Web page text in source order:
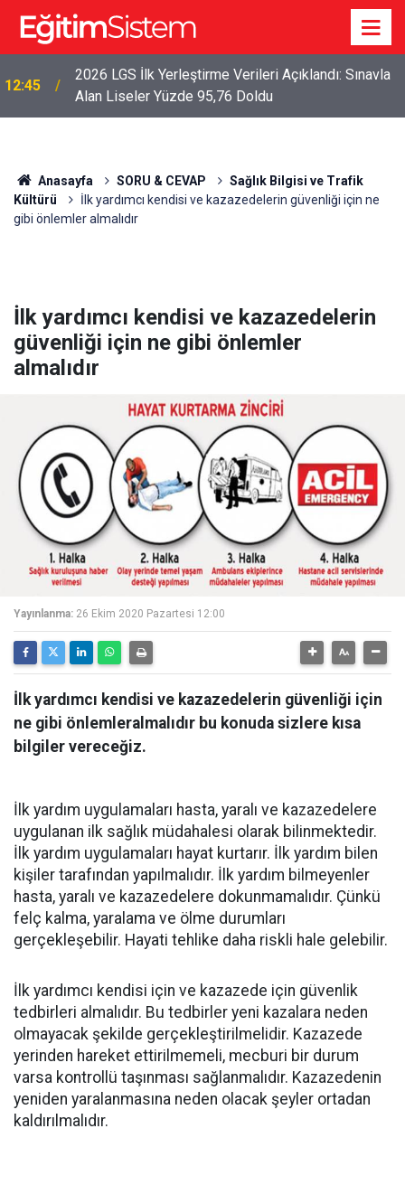
12:45
2026 LGS İlk Yerleştirme Verileri Açıklandı: Sınavla
Alan Liseler Yüzde 95,76 Doldu
Anasayfa SORU & CEVAP
Sağlık Bilgisi ve Trafik
Kültürü
İlk yardımcı kendisi ve kazazedelerin güvenliği için ne
gibi önlemler almalıdır
İlk yardımcı kendisi ve kazazedelerin
güvenliği için ne gibi önlemler
almalıdır
Yayınlanma: 26 Ekim 2020 Pazartesi 12:00
İlk yardımcı kendisi ve kazazedelerin güvenliği için
ne gibi önlemleralmalıdır bu konuda sizlere kısa
bilgiler vereceğiz.
İlk yardım uygulamaları hasta, yaralı ve kazazedelere
uygulanan ilk sağlık müdahalesi olarak bilinmektedir.
İlk yardım uygulamaları hayat kurtarır. İlk yardım bilen
kişiler tarafından yapılmalıdır. İlk yardım bilmeyenler
hasta, yaralı ve kazazedelere dokunmamalıdır. Çünkü
felç kalma, yaralama ve ölme durumları
gerçekleşebilir. Hayati tehlike daha riskli hale gelebilir.
İlk yardımcı kendisi için ve kazazede için güvenlik
tedbirleri almalıdır. Bu tedbirler yeni kazalara neden
olmayacak şekilde gerçekleştirilmelidir. Kazazede
yerinden hareket ettirilmemeli, mecburi bir durum
varsa kontrollü taşınması sağlanmalıdır. Kazazedenin
yeniden yaralanmasına neden olacak şeyler ortadan
kaldırılmalıdır.